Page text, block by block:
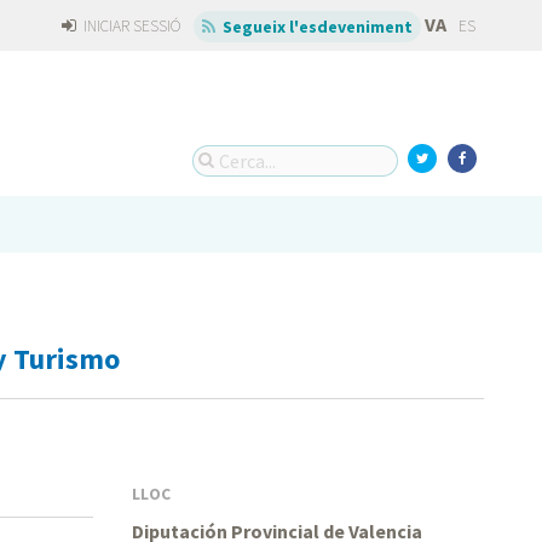
INICIAR SESSIÓ Segueix l'esdeveniment VA ES
Turismo
LLOC
Diputación Provincial de Valencia